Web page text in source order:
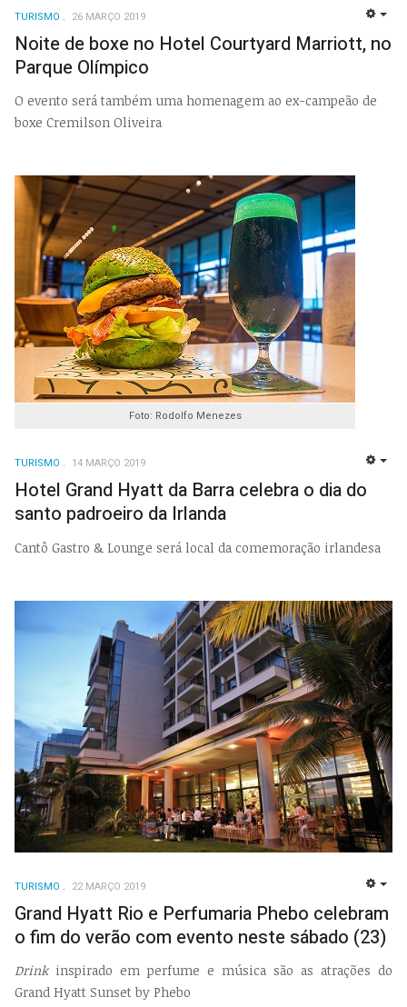
TURISMO 26 MARÇO 2019
Noite de boxe no Hotel Courtyard Marriott, no
Parque Olímpico
O evento será também uma homenagem ao ex-campeão de
boxe Cremilson Oliveira
Foto: Rodolfo Menezes
TURISMO 14 MARÇO 2019
Hotel Grand Hyatt da Barra celebra o dia do
santo padroeiro da Irlanda
Cantô Gastro & Lounge será local da comemoração irlandesa
TURISMO 22 MARÇO 2019
Grand Hyatt Rio e Perfumaria Phebo celebram
o fim do verão com evento neste sábado (23)
Drinkinspirado em perfume e música são as atrações do
Grand Hyatt Sunset by Phebo